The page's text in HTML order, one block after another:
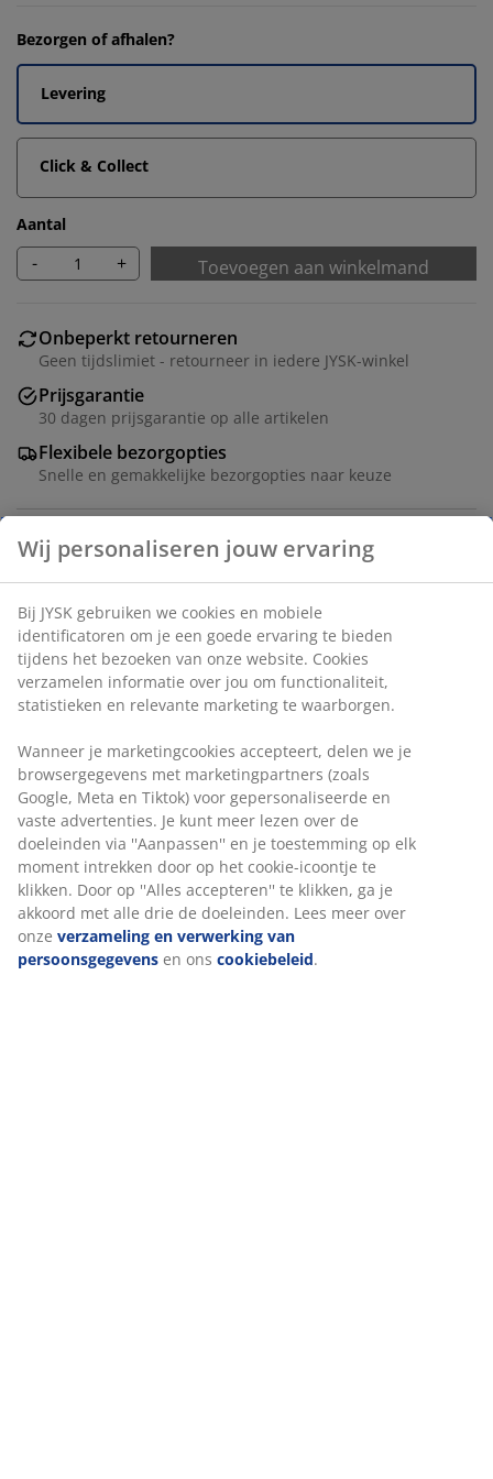
Bezorgen of afhalen?
Levering
Click & Collect
Aantal
- + Toevoegen aan winkelmand
Onbeperkt retourneren
Geen tijdslimiet - retourneer in iedere JYSK-winkel
Prijsgarantie
30 dagen prijsgarantie op alle artikelen
Flexibele bezorgopties
Snelle en gemakkelijke bezorgopties naar keuze
Artikelnummer: 1528600
Specificaties
Beoordelingen
(0)
Levering
Wij personaliseren jouw ervaring
Bij JYSK gebruiken we cookies en mobiele
identificatoren om je een goede ervaring te bieden
tijdens het bezoeken van onze website. Cookies
verzamelen informatie over jou om functionaliteit,
statistieken en relevante marketing te waarborgen.
Wanneer je marketingcookies accepteert, delen we je
browsergegevens met marketingpartners (zoals
Google, Meta en Tiktok) voor gepersonaliseerde en
vaste advertenties. Je kunt meer lezen over de
doeleinden via ''Aanpassen'' en je toestemming op elk
moment intrekken door op het cookie-icoontje te
klikken. Door op ''Alles accepteren'' te klikken, ga je
akkoord met alle drie de doeleinden. Lees meer over
onze verzameling en verwerking van
persoonsgegevens en ons cookiebeleid.